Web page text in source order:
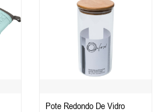
Pote Redondo De Vidro